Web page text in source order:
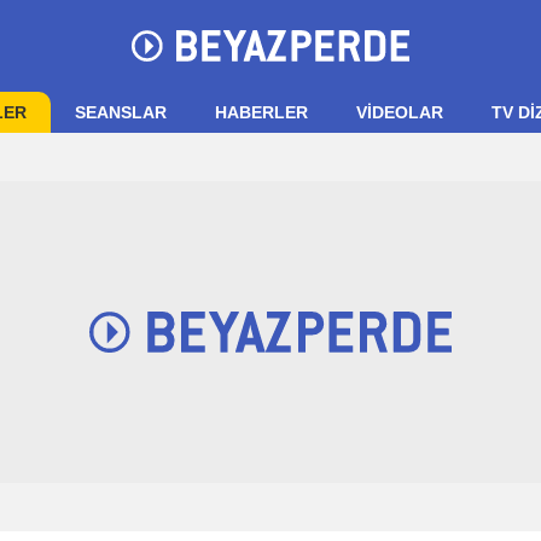
SEANSLAR HABERLER VIDEOLAR TV